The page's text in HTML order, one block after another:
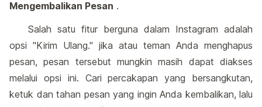
Mengembalikan Pesan .
Salah satu fitur berguna dalam Instagram adalah
opsi "Kirim Ulang." jika atau teman Anda menghapus
pesan, pesan tersebut mungkin masih dapat diakses
melalui opsi ini. Cari percakapan yang bersangkutan,
ketuk dan tahan pesan yang ingin Anda kembalikan, lalu